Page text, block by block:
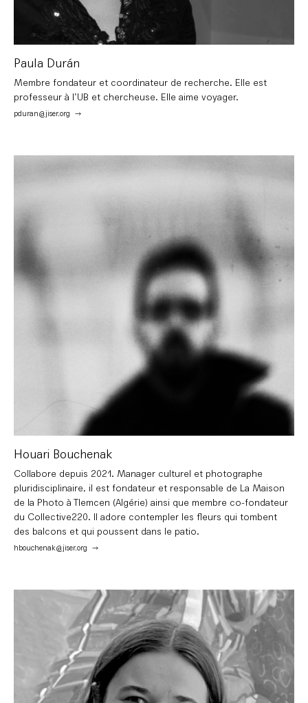
Paula Durán
Membre fondateur et coordinateur de recherche. Elle est
professeur à l’UB et chercheuse. Elle aime voyager.
pduran@jiser.org
Houari Bouchenak
Collabore depuis 2021. Manager culturel et photographe
pluridisciplinaire, il est fondateur et responsable de La Maison
de la Photo à Tlemcen (Algérie) ainsi que membre co-fondateur
du Collective220. Il adore contempler les fleurs qui tombent
des balcons et qui poussent dans le patio.
hbouchenak@jiser.org